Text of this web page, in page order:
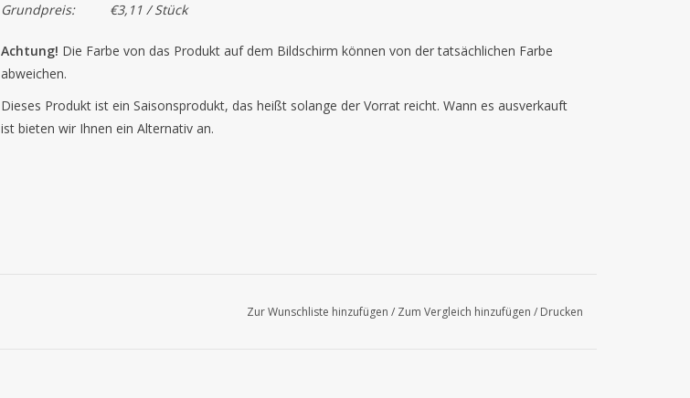
Grundpreis:
€3,11 / Stück
Achtung! Die Farbe von das Produkt auf dem Bildschirm können von der tatsächlichen Farbe
abweichen.
Dieses Produkt ist ein Saisonsprodukt, das heißt solange der Vorrat reicht. Wann es ausverkauft
ist bieten wir Ihnen ein Alternativ an.
Zur Wunschliste hinzufügen / Zum Vergleich hinzufügen / Drucken